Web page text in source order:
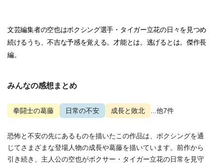
文芸編集者の空也はボクシング選手・タイガー立花の日々を見つめ
続けるうち、不吉な予感を覚える。才能とは。逃げるとは。傑作長
編。
みんなの感想まとめ
拳闘士の葛藤 日常の不安 成長と敗北 ...他7件
恐怖と不安の先にあるものを描いたこの作品は、ボクシングを通
じてさまざまな登場人物の成長や葛藤を描いています。前作から
引き続き、主人公の空也がボクサー・タイガー立花の日常を見守